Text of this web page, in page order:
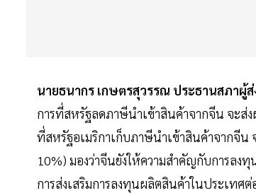
นายธนากร เกษตรสุวรรณ ประธานสภาผู้
การที่สหรัฐลดภาษีนำเข้าสินค้าจากจีน จะ
ที่สหรัฐอเมริกาเก็บภาษีนำเข้าสินค้าจากจีน
10%) มองว่าจีนยังให้ความสำคัญกับการลง
การส่งเสริมการลงทุนผลิตสินค้าในประเทศต่